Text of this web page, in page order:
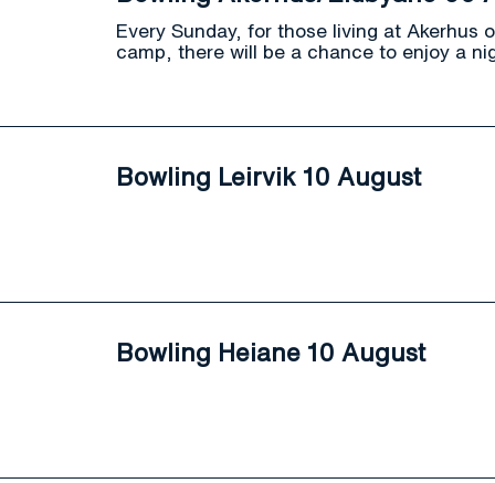
Every Sunday, for those living at Akerhus
camp, there will be a chance to enjoy a
Bowling Leirvik 10 August
Bowling Heiane 10 August